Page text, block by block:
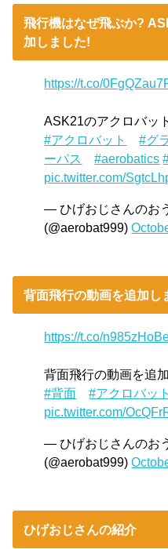
飛行機はなぜ飛ぶか?
加しました!
https://t.co/
ASK21のアクロバッ
#アクロバット
#グ
ーパス
#aerobatics
pic.twitter.com/
— ひげおじさんのお
(@aerobat999)
背面飛行の動画を追加し
https://t.co/
背面飛行の動画を追
#背面
#アクロバット
pic.twitter.com/
— ひげおじさんのお
(@aerobat999)
ひげおじさんの紹介